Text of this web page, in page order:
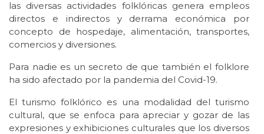
las diversas actividades folklóricas genera empleos
directos e indirectos y derrama económica por
concepto de hospedaje, alimentación, transportes,
comercios y diversiones.
Para nadie es un secreto de que también el folklore
ha sido afectado por la pandemia del Covid-19.
El turismo folklórico es una modalidad del turismo
cultural, que se enfoca para apreciar y gozar de las
expresiones y exhibiciones culturales que los diversos